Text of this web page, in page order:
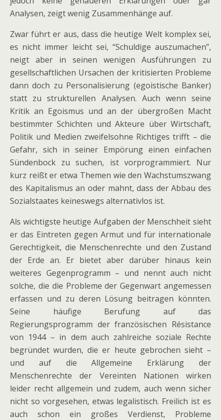
Analysen, zeigt wenig Zusammenhänge auf.
Zwar führt er aus, dass die heutige Welt komplex sei,
es nicht immer leicht sei, “Schuldige auszumachen”,
neigt aber in seinen wenigen Ausführungen zu
gesellschaftlichen Ursachen der kritisierten Probleme
dann doch zu Personalisierung (egoistische Banker)
statt zu strukturellen Analysen. Auch wenn seine
Kritik an Egoismus und an der übergroßen Macht
bestimmter Schichten und Akteure über Wirtschaft,
Politik und Medien zweifelsohne Richtiges trifft – die
Gefahr, sich in seiner Empörung einen einfachen
Sündenbock zu suchen, ist vorprogrammiert. Nur
kurz reißt er etwa Themen wie den Wachstumszwang
des Kapitalismus an oder mahnt, dass der Abbau des
Sozialstaates keineswegs alternativlos ist.
Als wichtigste heutige Aufgaben der Menschheit sieht
er das Eintreten gegen Armut und für internationale
Gerechtigkeit, die Menschenrechte und den Zustand
der Erde an. Er bietet aber darüber hinaus kein
weiteres Gegenprogramm – und nennt auch nicht
solche, die die Probleme der Gegenwart angemessen
erfassen und zu deren Lösung beitragen könnten.
Seine häufige Berufung auf das
Regierungsprogramm der französischen Résistance
von 1944 – in dem auch zahlreiche soziale Rechte
begründet wurden, die er heute gebrochen sieht –
und auf die Allgemeine Erklärung der
Menschenrechte der Vereinten Nationen wirken
leider recht allgemein und zudem, auch wenn sicher
nicht so vorgesehen, etwas legalistisch. Freilich ist es
auch schon ein großes Verdienst, Probleme